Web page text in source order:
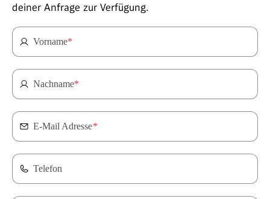
deiner Anfrage zur Verfügung.
Vorname*
Nachname*
E-Mail Adresse*
Telefon